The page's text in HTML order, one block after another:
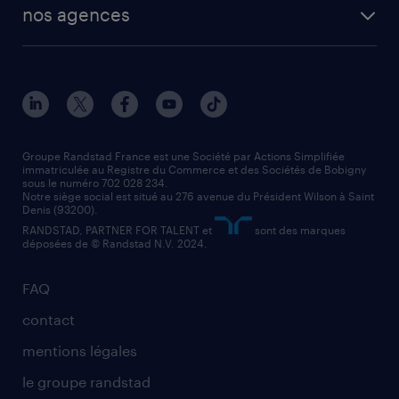
manutentionnaire
assistant administratif
comptable
solutions opérationnelles
contact entreprise
faq intérim / recrutement
nos agences
nos agences par ville
nos agences par région
nos cabinets de recrutement
FAQ
contact
mentions légales
le groupe randstad
Groupe Randstad France est une Société par Actions Simplifiée
immatriculée au Registre du Commerce et des Sociétés de Bobigny
sous le numéro 702 028 234.
Notre siège social est situé au 276 avenue du Président Wilson à Saint
Denis (93200).
RANDSTAD, PARTNER FOR TALENT et
sont des marques
déposées de © Randstad N.V. 2024.